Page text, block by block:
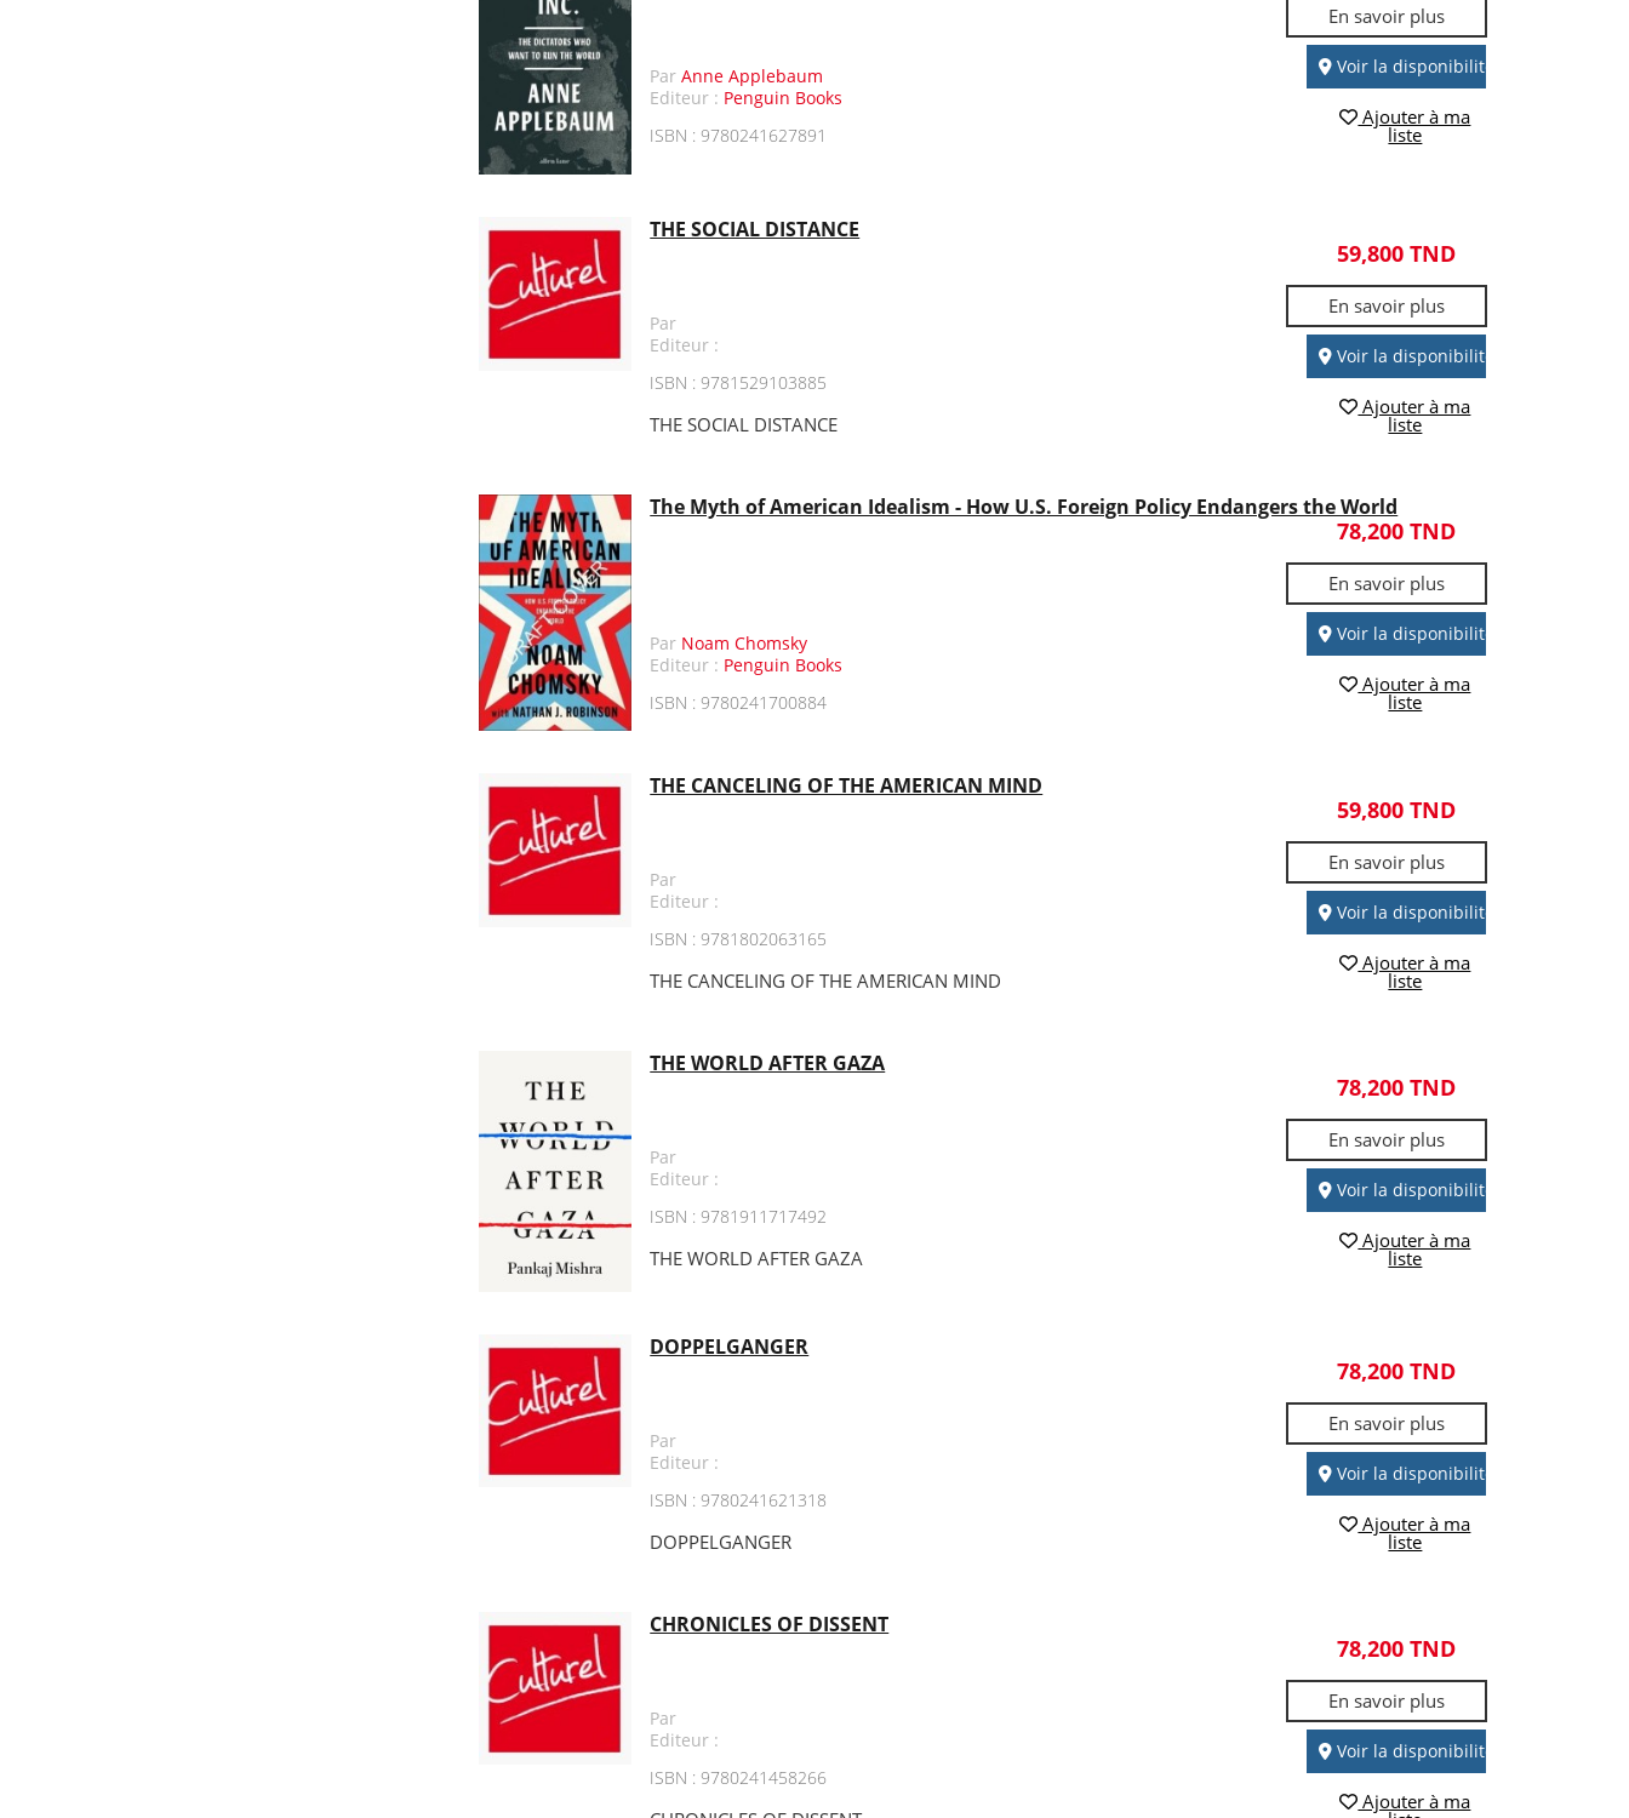
ParAnne Applebaum
Editeur : Penguin Books
ISBN : 9780241627891
En savoir plus
Voir la disponibilité
Ajouter à ma
liste
THE SOCIAL DISTANCE
Par
Editeur :
ISBN : 9781529103885
THE SOCIAL DISTANCE
59,800 TND
En savoir plus
Voir la disponibilité
Ajouter à ma
liste
The Myth of American Idealism - How U.S. Foreign Policy Endangers the World
Par Noam Chomsky
Editeur : Penguin Books
ISBN : 9780241700884
78,200 TND
En savoir plus
Voir la disponibilité
Ajouter à ma
liste
THE CANCELING OF THE AMERICAN MIND
Par
Editeur :
ISBN : 9781802063165
THE CANCELING OF THE AMERICAN MIND
59,800 TND
En savoir plus
Voir la disponibilité
Ajouter à ma
liste
THE WORLD AFTER GAZA
Par
Editeur :
ISBN : 9781911717492
THE WORLD AFTER GAZA
78,200 TND
En savoir plus
Voir la disponibilité
Ajouter à ma
liste
DOPPELGANGER
Par
Editeur :
ISBN : 9780241621318
DOPPELGANGER
78,200 TND
En savoir plus
Voir la disponibilité
Ajouter à ma
liste
CHRONICLES OF DISSENT
Par
Editeur :
ISBN : 9780241458266
78,200 TND
En savoir plus
Voir la disponibilité
Ajouter à ma